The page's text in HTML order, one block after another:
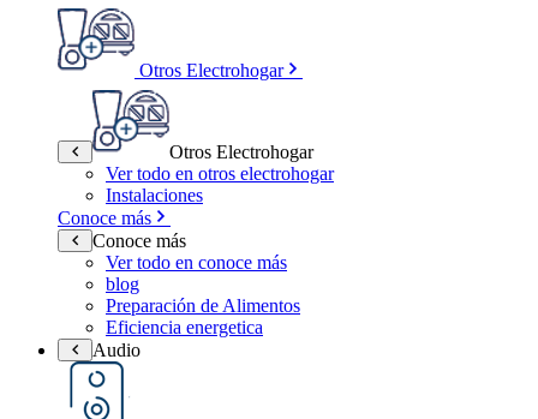
Otros Electrohogar
Otros Electrohogar
Ver todo en otros electrohogar
Instalaciones
Conoce más
Conoce más
Ver todo en conoce más
blog
Preparación de Alimentos
Eficiencia energetica
Audio